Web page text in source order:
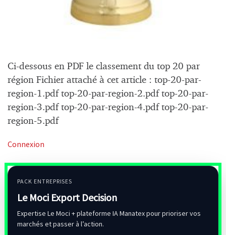
Ci-dessous en PDF le classement du top 20 par
région Fichier attaché à cet article : top-20-par-
region-1.pdf top-20-par-region-2.pdf top-20-par-
region-3.pdf top-20-par-region-4.pdf top-20-par-
region-5.pdf
Connexion
PACK ENTREPRISES
Le Moci Export Decision
Expertise Le Moci + plateforme IA Manatex pour prioriser vos
marchés et passer à l’action.